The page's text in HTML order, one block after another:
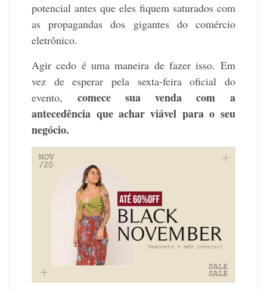
potencial antes que eles fiquem saturados com
as propagandas dos gigantes do comércio
eletrônico.
Agir cedo é uma maneira de fazer isso. Em
vez de esperar pela sexta-feira oficial do
evento, comece sua venda com a
antecedência que achar viável para o seu
negócio.